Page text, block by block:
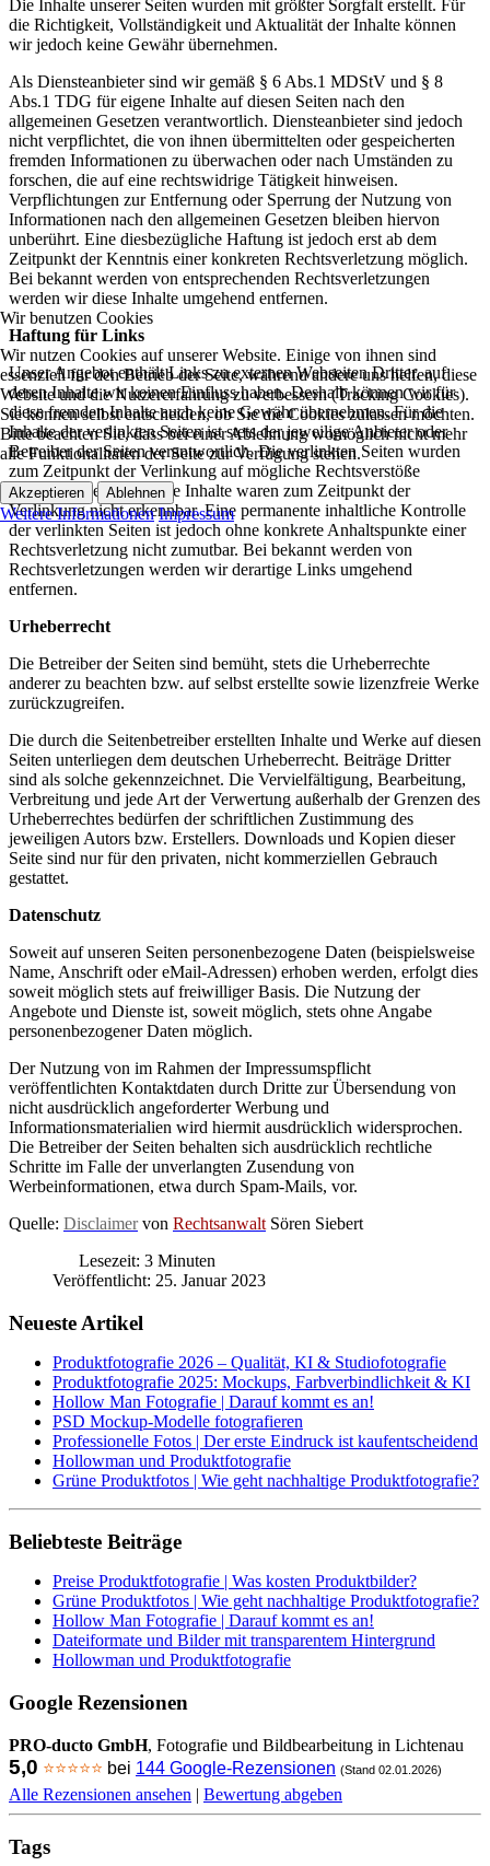
Die Inhalte unserer Seiten wurden mit größter Sorgfalt erstellt. Für
die Richtigkeit, Vollständigkeit und Aktualität der Inhalte können
wir jedoch keine Gewähr übernehmen.
Als Diensteanbieter sind wir gemäß § 6 Abs.1 MDStV und § 8
Abs.1 TDG für eigene Inhalte auf diesen Seiten nach den
allgemeinen Gesetzen verantwortlich. Diensteanbieter sind jedoch
nicht verpflichtet, die von ihnen übermittelten oder gespeicherten
fremden Informationen zu überwachen oder nach Umständen zu
forschen, die auf eine rechtswidrige Tätigkeit hinweisen.
Verpflichtungen zur Entfernung oder Sperrung der Nutzung von
Informationen nach den allgemeinen Gesetzen bleiben hiervon
unberührt. Eine diesbezügliche Haftung ist jedoch erst ab dem
Zeitpunkt der Kenntnis einer konkreten Rechtsverletzung möglich.
Bei bekannt werden von entsprechenden Rechtsverletzungen
werden wir diese Inhalte umgehend entfernen.
Haftung für Links
Unser Angebot enthält Links zu externen Webseiten Dritter, auf
deren Inhalte wir keinen Einfluss haben. Deshalb können wir für
diese fremden Inhalte auch keine Gewähr übernehmen. Für die
Inhalte der verlinkten Seiten ist stets der jeweilige Anbieter oder
Betreiber der Seiten verantwortlich. Die verlinkten Seiten wurden
zum Zeitpunkt der Verlinkung auf mögliche Rechtsverstöße
überprüft. Rechtswidrige Inhalte waren zum Zeitpunkt der
Verlinkung nicht erkennbar. Eine permanente inhaltliche Kontrolle
der verlinkten Seiten ist jedoch ohne konkrete Anhaltspunkte einer
Rechtsverletzung nicht zumutbar. Bei bekannt werden von
Rechtsverletzungen werden wir derartige Links umgehend
entfernen.
Urheberrecht
Die Betreiber der Seiten sind bemüht, stets die Urheberrechte
anderer zu beachten bzw. auf selbst erstellte sowie lizenzfreie Werke
zurückzugreifen.
Die durch die Seitenbetreiber erstellten Inhalte und Werke auf diesen
Seiten unterliegen dem deutschen Urheberrecht. Beiträge Dritter
sind als solche gekennzeichnet. Die Vervielfältigung, Bearbeitung,
Verbreitung und jede Art der Verwertung außerhalb der Grenzen des
Urheberrechtes bedürfen der schriftlichen Zustimmung des
jeweiligen Autors bzw. Erstellers. Downloads und Kopien dieser
Seite sind nur für den privaten, nicht kommerziellen Gebrauch
gestattet.
Datenschutz
Soweit auf unseren Seiten personenbezogene Daten (beispielsweise
Name, Anschrift oder eMail-Adressen) erhoben werden, erfolgt dies
soweit möglich stets auf freiwilliger Basis. Die Nutzung der
Angebote und Dienste ist, soweit möglich, stets ohne Angabe
personenbezogener Daten möglich.
Der Nutzung von im Rahmen der Impressumspflicht
veröffentlichten Kontaktdaten durch Dritte zur Übersendung von
nicht ausdrücklich angeforderter Werbung und
Informationsmaterialien wird hiermit ausdrücklich widersprochen.
Die Betreiber der Seiten behalten sich ausdrücklich rechtliche
Schritte im Falle der unverlangten Zusendung von
Werbeinformationen, etwa durch Spam-Mails, vor.
Quelle: Disclaimervon Rechtsanwalt Sören Siebert
Lesezeit: 3 Minuten
Veröffentlicht: 25. Januar 2023
Neueste Artikel
Produktfotografie 2026 – Qualität, KI & Studiofotografie
Produktfotografie 2025: Mockups, Farbverbindlichkeit & KI
Hollow Man Fotografie | Darauf kommt es an!
PSD Mockup-Modelle fotografieren
Professionelle Fotos | Der erste Eindruck ist kaufentscheidend
Hollowman und Produktfotografie
Grüne Produktfotos | Wie geht nachhaltige Produktfotografie?
Beliebteste Beiträge
Preise Produktfotografie | Was kosten Produktbilder?
Grüne Produktfotos | Wie geht nachhaltige Produktfotografie?
Hollow Man Fotografie | Darauf kommt es an!
Dateiformate und Bilder mit transparentem Hintergrund
Hollowman und Produktfotografie
Google Rezensionen
PRO-ducto GmbH, Fotografie und Bildbearbeitung in Lichtenau
5,0 ⭐⭐⭐⭐⭐ bei 144 Google-Rezensionen (Stand 02.01.2026)
Alle Rezensionen ansehen | Bewertung abgeben
Tags
Wir benutzen Cookies
Wir nutzen Cookies auf unserer Website. Einige von ihnen sind
essenziell für den Betrieb der Seite, während andere uns helfen, diese
Website und die Nutzererfahrung zu verbessern (Tracking Cookies).
Sie können selbst entscheiden, ob Sie die Cookies zulassen möchten.
Bitte beachten Sie, dass bei einer Ablehnung womöglich nicht mehr
alle Funktionalitäten der Seite zur Verfügung stehen.
Akzeptieren Ablehnen
Weitere Informationen Impressum